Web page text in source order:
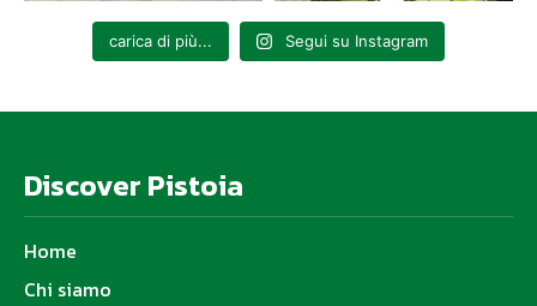
carica di più... Segui su Instagram
Discover Pistoia
Home
Chi siamo